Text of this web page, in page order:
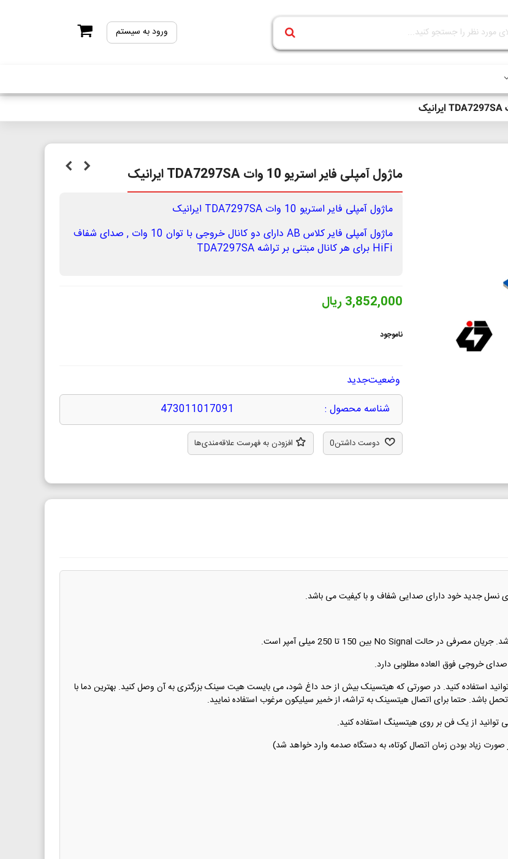
ورود به سیستم
ماژول آمپلی فایر استریو 10 وات TDA7297SA ایرانیک
ماژول آمپلی فایر استریو 10 وات TDA7297SA ایرانیک
ماژول آمپلی فایر کلاس AB دارای دو کانال خروجی با توان 10 وات , صدای شفاف
HiFi برای هر کانال مبتنی بر تراشه TDA7297SA
3,852,000 ریال
ناموجود
وضعیتجدید
شناسه محصول :
473011017091
دوست داشتن0 افزودن به فهرست علاقه‌مندی‌ها
استفاده کنید. در صورتی که هیتسینک بیش از حد داغ شود، می بایست هیت سینک بزرگتری به آن وصل کنید. بهترین دما با
باشد. حتما برای اتصال هیتسینک به تراشه، از خمیر سیلیکون مرغوب استفاده نمایید.
از یک فن بر روی هیتسینگ استفاده کنید.
صورت زیاد بودن زمان اتصال کوتاه، به دستگاه صدمه وارد خواهد شد)